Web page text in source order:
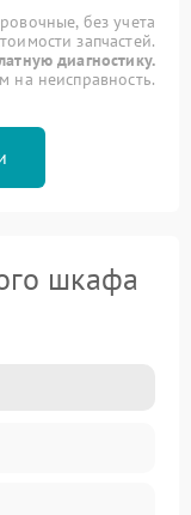
без учета
запчастей.
диагностику.
на неисправность.
шкафа